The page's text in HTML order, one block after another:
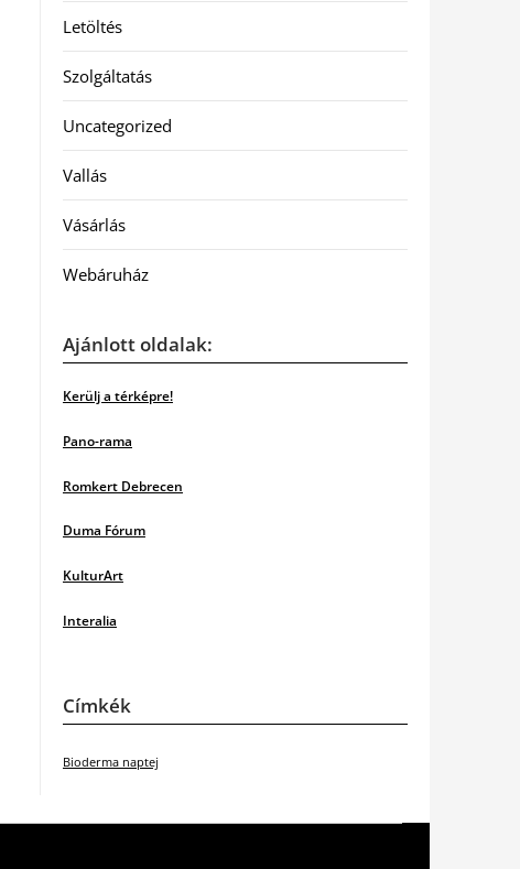
Letöltés
Szolgáltatás
Uncategorized
Vallás
Vásárlás
Webáruház
Ajánlott oldalak:
Kerülj a térképre!
Pano-rama
Romkert Debrecen
Duma Fórum
KulturArt
Interalia
Címkék
Bioderma naptej